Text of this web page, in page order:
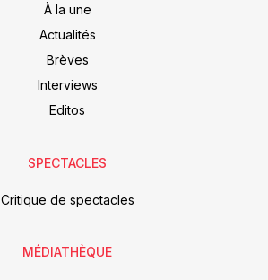
À la une
Actualités
Brèves
Interviews
Editos
SPECTACLES
Critique de spectacles
MÉDIATHÈQUE